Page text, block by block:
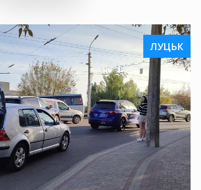
ЛУЦЬК